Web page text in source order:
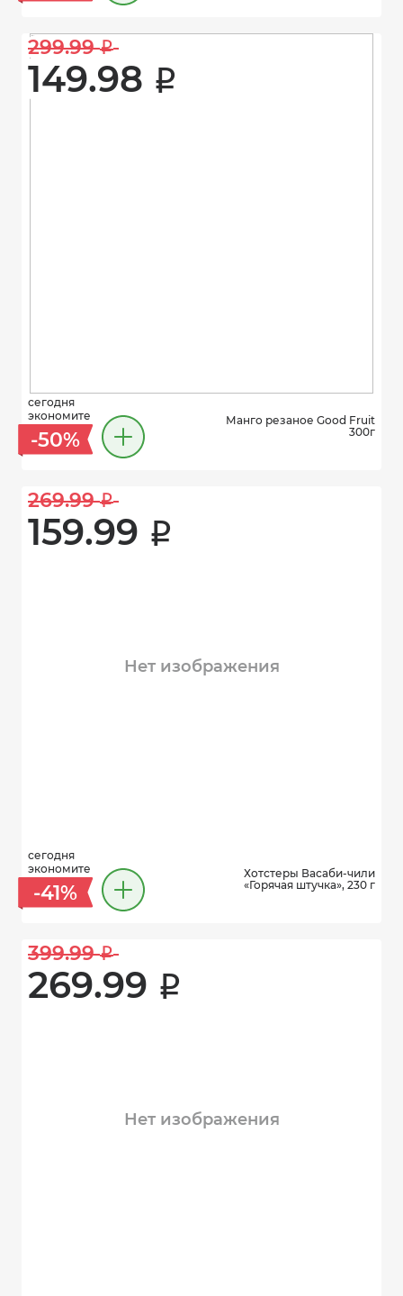
299.99 i
149.98 i
сегодня
экономите
-50%
Манго резаное Good Fruit
300г
269.99 i
159.99 i
Нет изображения
сегодня
экономите
-41%
Хотстеры Васаби-чили
«Горячая штучка», 230 г
399.99 i
269.99 i
Нет изображения